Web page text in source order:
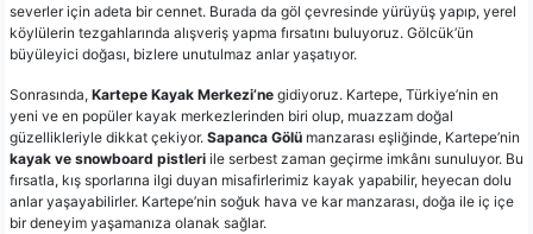
severler için adeta bir cennet. Burada da göl çevresinde yürüyüş yapıp, yerel
köylülerin tezgahlarında alışveriş yapma fırsatını buluyoruz. Gölcük’ün
büyüleyici doğası, bizlere unutulmaz anlar yaşatıyor.
Sonrasında, Kartepe Kayak Merkezi’ne gidiyoruz. Kartepe, Türkiye’nin en
yeni ve en popüler kayak merkezlerinden biri olup, muazzam doğal
güzellikleriyle dikkat çekiyor. Sapanca Gölü manzarası eşliğinde, Kartepe’nin
kayak ve snowboard pistleri ile serbest zaman geçirme imkânı sunuluyor. Bu
fırsatla, kış sporlarına ilgi duyan misafirlerimiz kayak yapabilir, heyecan dolu
anlar yaşayabilirler. Kartepe’nin soğuk hava ve kar manzarası, doğa ile iç içe
bir deneyim yaşamanıza olanak sağlar.